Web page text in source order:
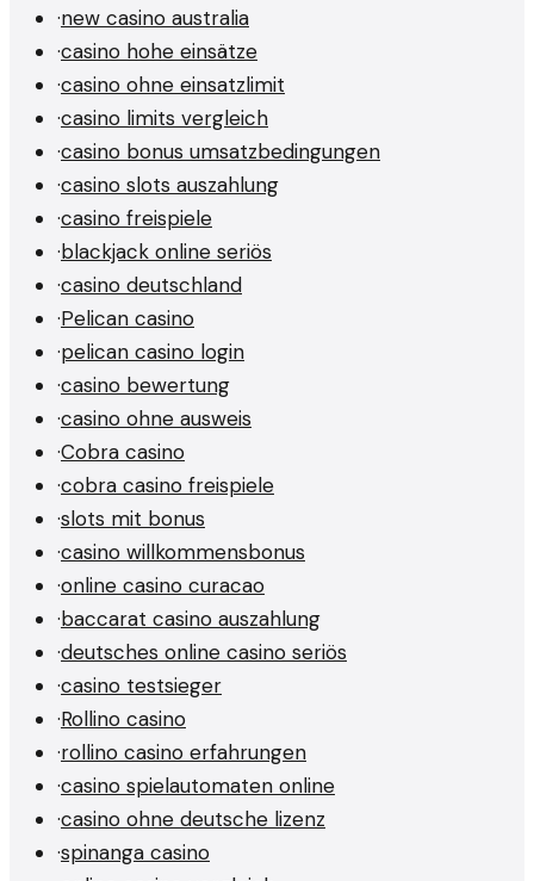
·new casino australia
·casino hohe einsätze
·casino ohne einsatzlimit
·casino limits vergleich
·casino bonus umsatzbedingungen
·casino slots auszahlung
·casino freispiele
·blackjack online seriös
·casino deutschland
·Pelican casino
·pelican casino login
·casino bewertung
·casino ohne ausweis
·Cobra casino
·cobra casino freispiele
·slots mit bonus
·casino willkommensbonus
·online casino curacao
·baccarat casino auszahlung
·deutsches online casino seriös
·casino testsieger
·Rollino casino
·rollino casino erfahrungen
·casino spielautomaten online
·casino ohne deutsche lizenz
·spinanga casino